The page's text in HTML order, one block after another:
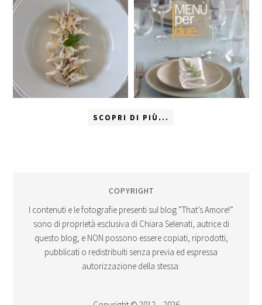
SCOPRI DI PIÙ...
COPYRIGHT
I contenuti e le fotografie presenti sul blog “That’s Amore!”
sono di proprietà esclusiva di Chiara Selenati, autrice di
questo blog, e NON possono essere copiati, riprodotti,
pubblicati o redistribuiti senza previa ed espressa
autorizzazione della stessa.